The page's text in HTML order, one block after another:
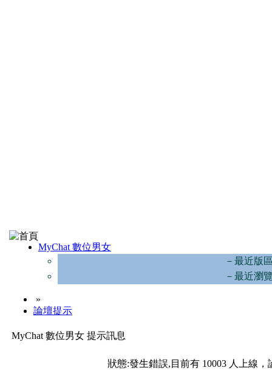
MyChat 數位男女
－最近版
－最近瀏
»
論壇提示
MyChat 數位男女 提示訊息
狀態:發生錯誤,目前有 10003 人上線